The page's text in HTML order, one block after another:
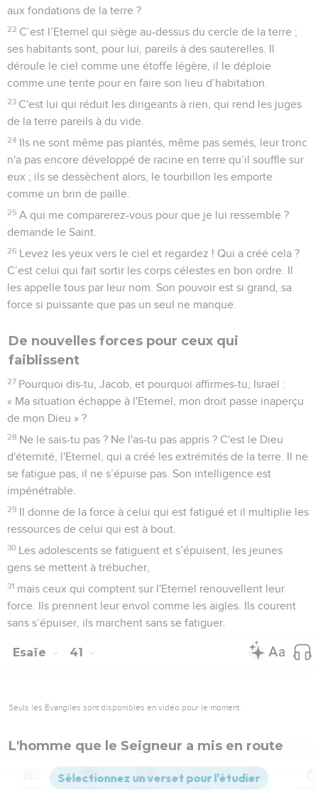
aux fondations de la terre ?
22 C’est l’Eternel qui siège au-dessus du cercle de la terre ;
ses habitants sont, pour lui, pareils à des sauterelles. Il
déroule le ciel comme une étoffe légère, il le déploie
comme une tente pour en faire son lieu d’habitation.
23 C'est lui qui réduit les dirigeants à rien, qui rend les juges
de la terre pareils à du vide.
24 Ils ne sont même pas plantés, même pas semés, leur tronc
n'a pas encore développé de racine en terre qu’il souffle sur
eux ; ils se dessèchent alors, le tourbillon les emporte
comme un brin de paille.
25 A qui me comparerez-vous pour que je lui ressemble ?
demande le Saint.
26 Levez les yeux vers le ciel et regardez ! Qui a créé cela ?
C’est celui qui fait sortir les corps célestes en bon ordre. Il
les appelle tous par leur nom. Son pouvoir est si grand, sa
force si puissante que pas un seul ne manque.
De nouvelles forces pour ceux qui
faiblissent
27 Pourquoi dis-tu, Jacob, et pourquoi affirmes-tu, Israël :
« Ma situation échappe à l'Eternel, mon droit passe inaperçu
de mon Dieu » ?
28 Ne le sais-tu pas ? Ne l'as-tu pas appris ? C'est le Dieu
d'éternité, l'Eternel, qui a créé les extrémités de la terre. Il ne
se fatigue pas, il ne s’épuise pas. Son intelligence est
impénétrable.
29 Il donne de la force à celui qui est fatigué et il multiplie les
ressources de celui qui est à bout.
30 Les adolescents se fatiguent et s’épuisent, les jeunes
gens se mettent à trébucher,
31 mais ceux qui comptent sur l'Eternel renouvellent leur
force. Ils prennent leur envol comme les aigles. Ils courent
sans s’épuiser, ils marchent sans se fatiguer.
Esaïe 41
Seuls les Évangiles sont disponibles en vidéo pour le moment.
L'homme que le Seigneur a mis en route
Iles, faites silence pour m'écouter ! Que les peuples
renouvellent leur force, qu'ils s’avancent pour parler !
Versions Commentaires Strong